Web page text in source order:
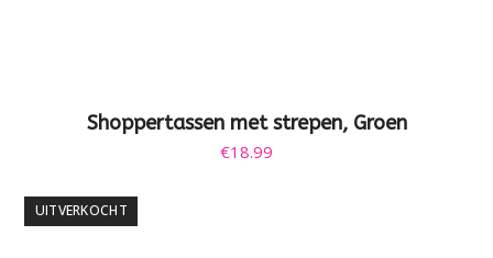
Shoppertassen met strepen, Groen
€18.99
UITVERKOCHT